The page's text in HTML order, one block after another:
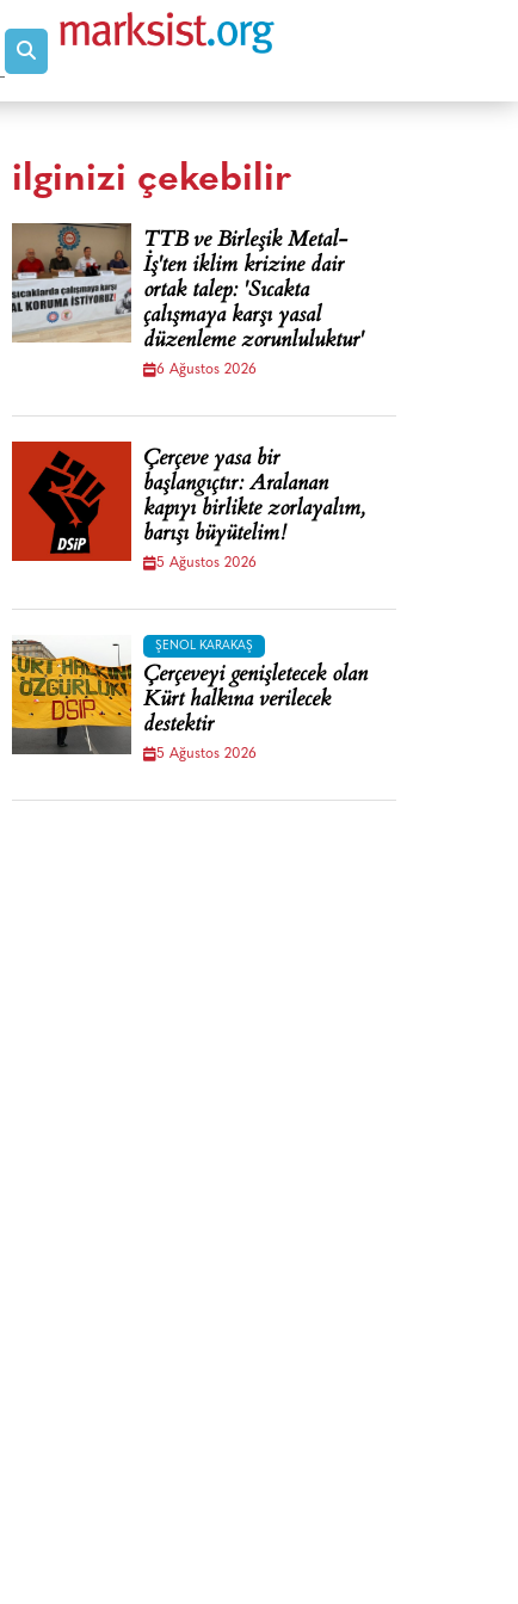
ilginizi çekebilir
TTB ve Birleşik Metal-
İş'ten iklim krizine dair
ortak talep: 'Sıcakta
çalışmaya karşı yasal
düzenleme zorunluluktur'
6 Ağustos 2026
Çerçeve yasa bir
başlangıçtır: Aralanan
kapıyı birlikte zorlayalım,
barışı büyütelim!
5 Ağustos 2026
ŞENOL KARAKAŞ
Çerçeveyi genişletecek olan
Kürt halkına verilecek
destektir
5 Ağustos 2026